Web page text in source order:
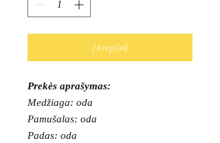
Į krepšelį
Prekės aprašymas:
Medžiaga: oda
Pamušalas: oda
Padas: oda